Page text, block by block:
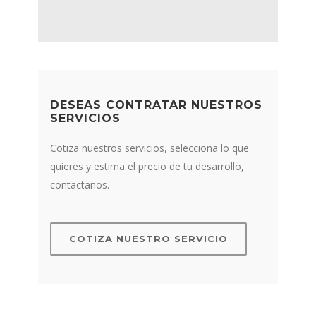
DESEAS CONTRATAR NUESTROS
SERVICIOS
Cotiza nuestros servicios, selecciona lo que
quieres y estima el precio de tu desarrollo,
contactanos.
COTIZA NUESTRO SERVICIO